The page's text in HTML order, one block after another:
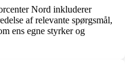
Nord inkluderer
af relevante spørgsmål,
ens egne styrker og